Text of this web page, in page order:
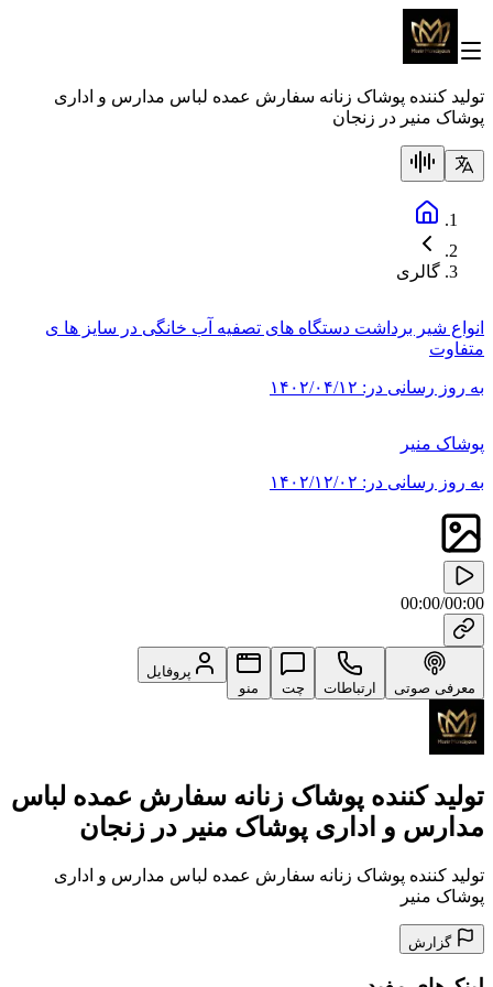
تولید کننده پوشاک زنانه سفارش عمده لباس مدارس و اداری
پوشاک منیر در زنجان
گالری
انواع شیر برداشت دستگاه های تصفیه آب خانگی در سایز ها ی
متفاوت
به روز رسانی در: ۱۴۰۲/۰۴/۱۲
پوشاک منیر
به روز رسانی در: ۱۴۰۲/۱۲/۰۲
00:00/00:00
معرفی صوتی ارتباطات چت منو
پروفایل
تولید کننده پوشاک زنانه سفارش عمده لباس
مدارس و اداری پوشاک منیر در زنجان
تولید کننده پوشاک زنانه سفارش عمده لباس مدارس و اداری
پوشاک منیر
گزارش